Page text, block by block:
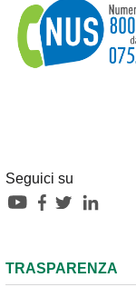
Seguici su
TRASPARENZA